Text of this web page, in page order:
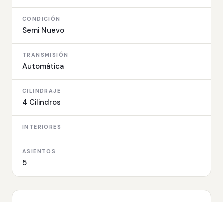
CONDICIÓN
Semi Nuevo
TRANSMISIÓN
Automática
CILINDRAJE
4 Cilindros
INTERIORES
ASIENTOS
5